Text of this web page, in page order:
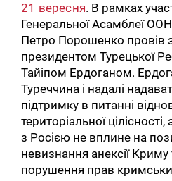
21 вересня. В рамках
Генеральної Асамблеї
Петро Порошенко провів
президентом Турецької
Тайіпом Ердоганом.
Туреччина і надалі
підтримку в питанні
територіальної
з Росією не вплине на
невизнання анексії
порушення прав